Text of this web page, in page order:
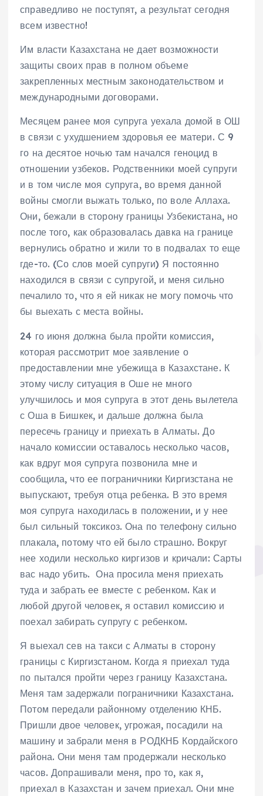
справедливо не поступят, а результат сегодня
всем известно!
Им власти Казахстана не дает возможности
защиты своих прав в полном объеме
закрепленных местным законодательством и
международными договорами.
Месяцем ранее моя супруга уехала домой в ОШ
в связи с ухудшением здоровья ее матери. С 9
го на десятое ночью там начался геноцид в
отношении узбеков. Родственники моей супруги
и в том числе моя супруга, во время данной
войны смогли выжать только, по воле Аллаха.
Они, бежали в сторону границы Узбекистана, но
после того, как образовалась давка на границе
вернулись обратно и жили то в подвалах то еще
где-то. (Со слов моей супруги) Я постоянно
находился в связи с супругой, и меня сильно
печалило то, что я ей никак не могу помочь что
бы выехать с места войны.
24 го июня должна была пройти комиссия,
которая рассмотрит мое заявление о
предоставлении мне убежища в Казахстане. К
этому числу ситуация в Оше не много
улучшилось и моя супруга в этот день вылетела
с Оша в Бишкек, и дальше должна была
пересечь границу и приехать в Алматы. До
начало комиссии оставалось несколько часов,
как вдруг моя супруга позвонила мне и
сообщила, что ее пограничники Киргизстана не
выпускают, требуя отца ребенка. В это время
моя супруга находилась в положении, и у нее
был сильный токсикоз. Она по телефону сильно
плакала, потому что ей было страшно. Вокруг
нее ходили несколько киргизов и кричали: Сарты
вас надо убить. Она просила меня приехать
туда и забрать ее вместе с ребенком. Как и
любой другой человек, я оставил комиссию и
поехал забирать супругу с ребенком.
Я выехал сев на такси с Алматы в сторону
границы с Киргизстаном. Когда я приехал туда
по пытался пройти через границу Казахстана.
Меня там задержали пограничники Казахстана.
Потом передали районному отделению КНБ.
Пришли двое человек, угрожая, посадили на
машину и забрали меня в РОДКНБ Кордайского
района. Они меня там продержали несколько
часов. Допрашивали меня, про то, как я,
приехал в Казахстан и зачем приехал. Они мне